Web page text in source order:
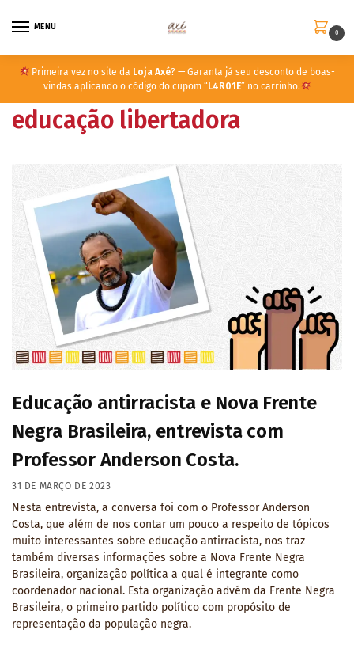
MENU
0
Primeira vez no site da Loja Axé? — Garanta já seu desconto de boas-
vindas aplicando o código do cupom “ L4R01E” no carrinho.
educação libertadora
Educação antirracista e Nova Frente
Negra Brasileira, entrevista com
Professor Anderson Costa.
31 DE MARÇO DE 2023
Nesta entrevista, a conversa foi com o Professor Anderson
Costa, que além de nos contar um pouco a respeito de tópicos
muito interessantes sobre educação antirracista, nos traz
também diversas informações sobre a Nova Frente Negra
Brasileira, organização política a qual é integrante como
coordenador nacional. Esta organização advém da Frente Negra
Brasileira, o primeiro partido político com propósito de
representação da população negra.